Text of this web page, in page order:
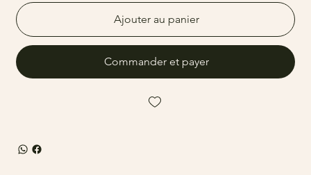
Ajouter au panier
Commander et payer